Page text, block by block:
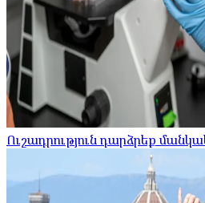
Ուշադրություն դարձրեք